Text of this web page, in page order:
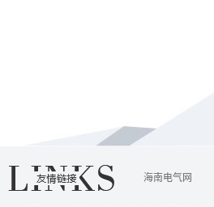
海南电气网